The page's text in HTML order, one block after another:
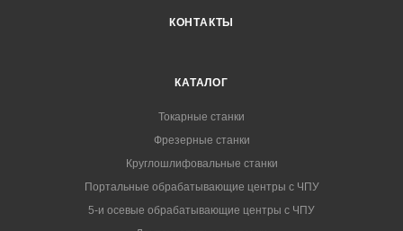
КОНТАКТЫ
КАТАЛОГ
Токарные станки
Фрезерные станки
Круглошлифовальные станки
Портальные обрабатывающие центры с ЧПУ
5-и осевые обрабатывающие центры с ЧПУ